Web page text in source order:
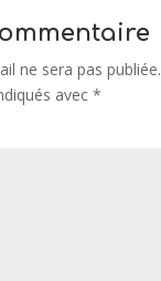
ne sera pas publiée.
avec *